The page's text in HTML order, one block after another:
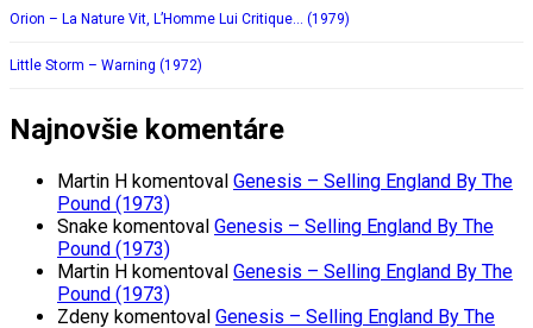
Orion – La Nature Vit, L’Homme Lui Critique… (1979)
Little Storm – Warning (1972)
Najnovšie komentáre
Martin H komentoval Genesis – Selling England By The
Pound (1973)
Snake komentoval Genesis – Selling England By The
Pound (1973)
Martin H komentoval Genesis – Selling England By The
Pound (1973)
Zdeny komentoval Genesis – Selling England By The